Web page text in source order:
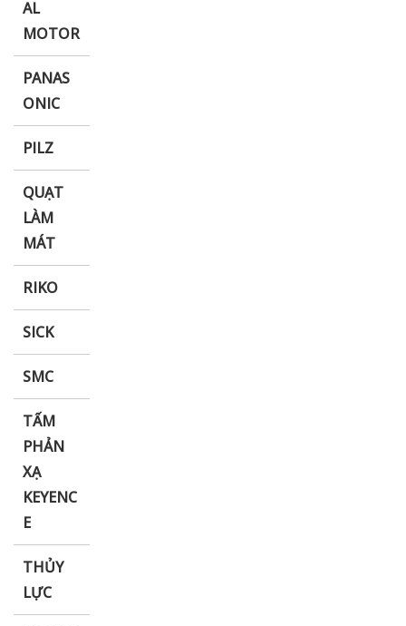
AL
MOTOR
PANAS
ONIC
PILZ
QUẠT
LÀM
MÁT
RIKO
SICK
SMC
TẤM
PHẢN
XẠ
KEYENC
E
THỦY
LỰC